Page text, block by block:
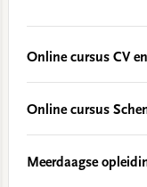
Online cursus CV
Online cursus
Meerdaagse